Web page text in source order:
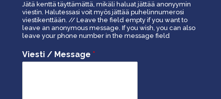
Jätä kenttä täyttämättä, mikäli haluat jättää anonyymin
viestin. Halutessasi voit myös jättää puhelinnumerosi
viestikenttään. // Leave the field empty if you want to
leave an anonymous message. If you wish, you can also
leave your phone number in the message field
Viesti / Message *